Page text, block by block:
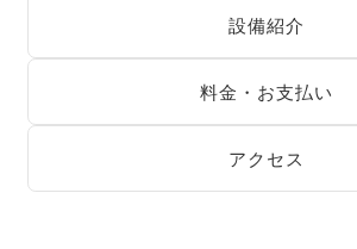
設備紹介
料金・お支払い
アクセス